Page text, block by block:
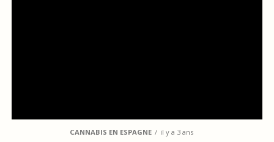
CANNABIS EN ESPAGNE il y a 3 ans